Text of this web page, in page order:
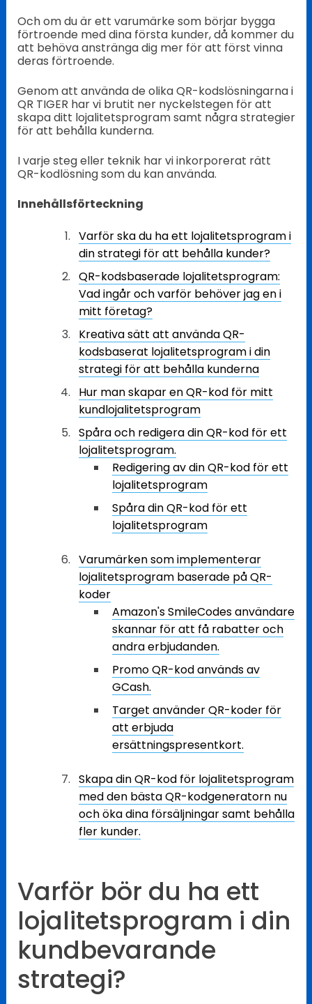
Och om du är ett varumärke som börjar bygga
förtroende med dina första kunder, då kommer du
att behöva anstränga dig mer för att först vinna
deras förtroende.
Genom att använda de olika QR-kodslösningarna i
QR TIGER har vi brutit ner nyckelstegen för att
skapa ditt lojalitetsprogram samt några strategier
för att behålla kunderna.
I varje steg eller teknik har vi inkorporerat rätt
QR-kodlösning som du kan använda.
Innehållsförteckning
Varför ska du ha ett lojalitetsprogram i
din strategi för att behålla kunder?
QR-kodsbaserade lojalitetsprogram:
Vad ingår och varför behöver jag en i
mitt företag?
Kreativa sätt att använda QR-
kodsbaserat lojalitetsprogram i din
strategi för att behålla kunderna
Hur man skapar en QR-kod för mitt
kundlojalitetsprogram
Spåra och redigera din QR-kod för ett
lojalitetsprogram.
Redigering av din QR-kod för ett
lojalitetsprogram
Spåra din QR-kod för ett
lojalitetsprogram
Varumärken som implementerar
lojalitetsprogram baserade på QR-
koder
Amazon's SmileCodes användare
skannar för att få rabatter och
andra erbjudanden.
Promo QR-kod används av
GCash.
Target använder QR-koder för
att erbjuda
ersättningspresentkort.
Skapa din QR-kod för lojalitetsprogram
med den bästa QR-kodgeneratorn nu
och öka dina försäljningar samt behålla
fler kunder.
Varför bör du ha ett
lojalitetsprogram i din
kundbevarande
strategi?